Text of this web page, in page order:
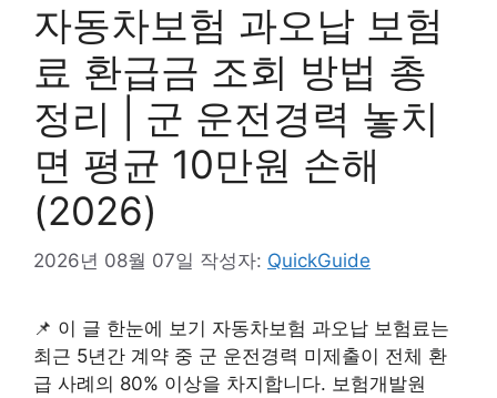
자동차보험 과오납 보험
료 환급금 조회 방법 총
정리 | 군 운전경력 놓치
면 평균 10만원 손해
(2026)
2026년 08월 07일 작성자: QuickGuide
📌 이 글 한눈에 보기 자동차보험 과오납 보험료는
최근 5년간 계약 중 군 운전경력 미제출이 전체 환
급 사례의 80% 이상을 차지합니다. 보험개발원